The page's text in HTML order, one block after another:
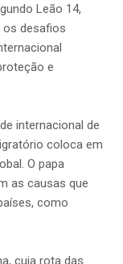
Leão 14,
os desafios
e
internacional de
coloca em
O papa
as causas que
como
cuja rota das